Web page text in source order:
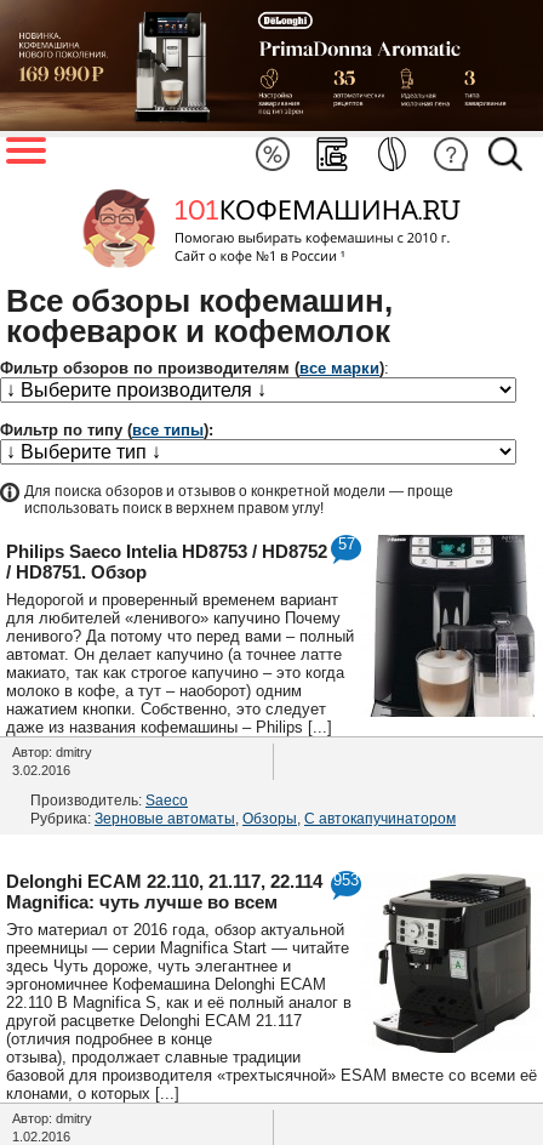
Все обзоры кофемашин,
кофеварок и кофемолок
Фильтр обзоров по производителям (все марки):
Фильтр по типу (все типы):
Для поиска обзоров и отзывов о конкретной модели — проще
использовать поиск в верхнем правом углу!
57
Philips Saeco Intelia HD8753 / HD8752
/ HD8751. Обзор
Недорогой и проверенный временем вариант
для любителей «ленивого» капучино Почему
ленивого? Да потому что перед вами – полный
автомат. Он делает капучино (а точнее латте
макиато, так как строгое капучино – это когда
молоко в кофе, а тут – наоборот) одним
нажатием кнопки. Собственно, это следует
даже из названия кофемашины – Philips [...]
Автор: dmitry
3.02.2016
Производитель: Saeco
Рубрика: Зерновые автоматы Обзоры С автокапучинатором
953
Delonghi ECAM 22.110, 21.117, 22.114
Magnifica: чуть лучше во всем
Это материал от 2016 года, обзор актуальной
преемницы — серии Magnifica Start — читайте
здесь Чуть дороже, чуть элегантнее и
эргономичнее Кофемашина Delonghi ECAM
22.110 B Magnifica S, как и её полный аналог в
другой расцветке Delonghi ECAM 21.117
(отличия подробнее в конце
отзыва), продолжает славные традиции
базовой для производителя «трехтысячной» ESAM вместе со всеми её
клонами, о которых [...]
Автор: dmitry
1.02.2016